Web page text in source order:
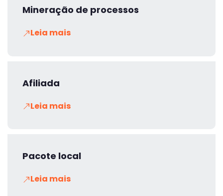
Mineração de processos
Leia mais
Afiliada
Leia mais
Pacote local
Leia mais